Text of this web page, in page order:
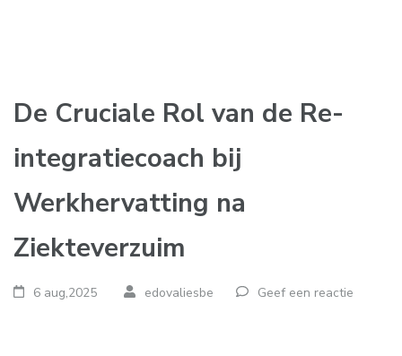
De Cruciale Rol van de Re-
integratiecoach bij
Werkhervatting na
Ziekteverzuim
6 aug,2025 edovaliesbe Geef een reactie